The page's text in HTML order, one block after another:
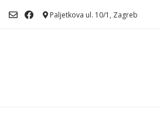
Paljetkova ul. 10/1, Zagreb